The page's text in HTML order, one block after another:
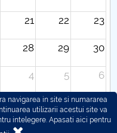
21 22 23
28 29 30
4 5 6
navigarea in site si numararea
utilizarii acestui site va
intelegere. Apasati aici pentru